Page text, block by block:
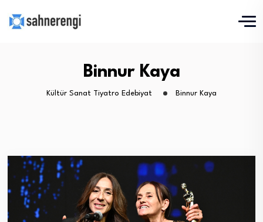
Binnur Kaya
Kültür Sanat Tiyatro Edebiyat Binnur Kaya